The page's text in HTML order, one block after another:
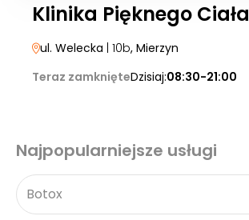
Klinika Pięknego Ciała
ul. Welecka | 10b, Mierzyn
Teraz zamknięteDzisiaj:08:30-21:00
Najpopularniejsze usługi
Botox